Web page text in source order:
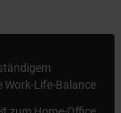
Work-Life-Balance